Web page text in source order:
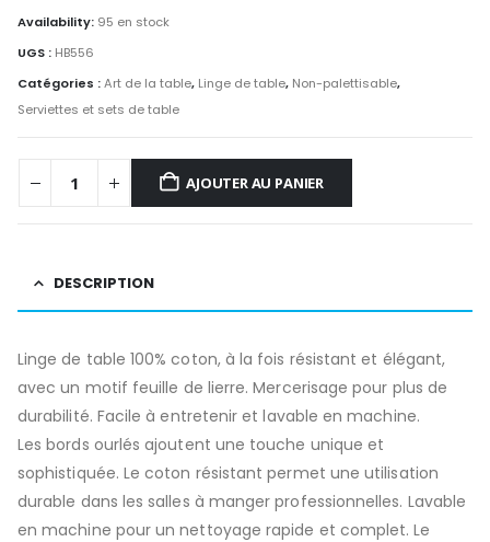
Availability: 95 en stock
UGS : HB556
Catégories :Art de la table, Linge de table, Non-palettisable,
Serviettes et sets de table
AJOUTER AU PANIER
DESCRIPTION
Linge de table 100% coton, à la fois résistant et élégant,
avec un motif feuille de lierre. Mercerisage pour plus de
durabilité. Facile à entretenir et lavable en machine.
Les bords ourlés ajoutent une touche unique et
sophistiquée. Le coton résistant permet une utilisation
durable dans les salles à manger professionnelles. Lavable
en machine pour un nettoyage rapide et complet. Le